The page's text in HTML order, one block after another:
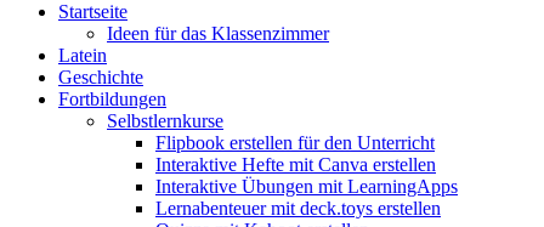
Startseite
Ideen für das Klassenzimmer
Latein
Geschichte
Fortbildungen
Selbstlernkurse
Flipbook erstellen für den Unterricht
Interaktive Hefte mit Canva erstellen
Interaktive Übungen mit LearningApps
Lernabenteuer mit deck.toys erstellen